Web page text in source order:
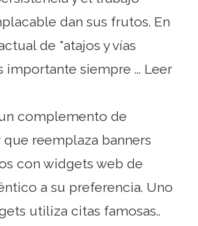
dan sus frutos. En
de "atajos y vías
importante siempre ... Leer
complemento de
que reemplaza banners
con widgets web de
a su preferencia. Uno
utiliza citas famosas..